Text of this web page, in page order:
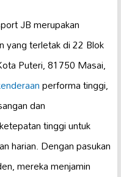
JB merupakan
yang terletak di 22 Blok
Puteri, 81750 Masai,
performa tinggi,
dan
tinggi untuk
harian. Dengan pasukan
mereka menjamin